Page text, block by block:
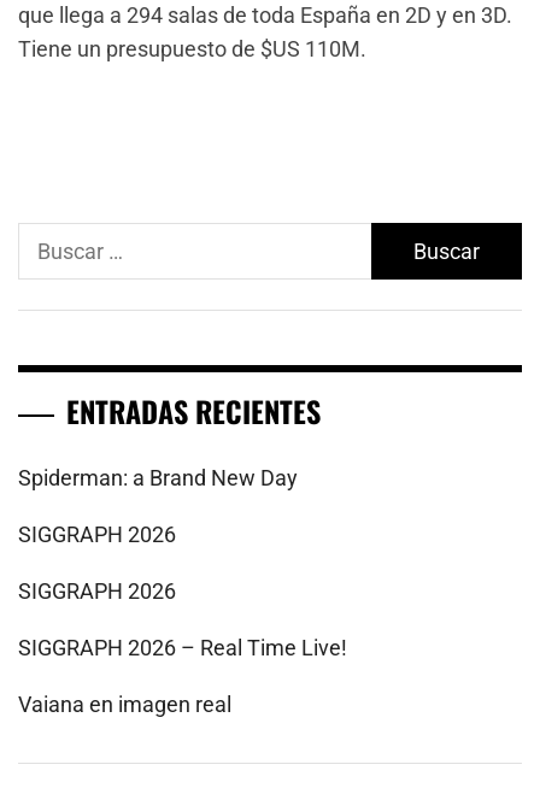
que llega a 294 salas de toda España en 2D y en 3D.
Tiene un presupuesto de $US 110M.
Buscar:
ENTRADAS RECIENTES
Spiderman: a Brand New Day
SIGGRAPH 2026
SIGGRAPH 2026
SIGGRAPH 2026 – Real Time Live!
Vaiana en imagen real